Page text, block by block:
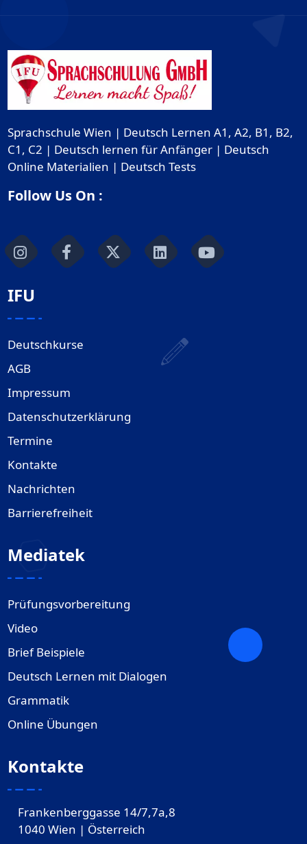
Sprachschule Wien | Deutsch Lernen A1, A2, B1, B2,
C1, C2 | Deutsch lernen für Anfänger | Deutsch
Online Materialien | Deutsch Tests
Follow Us On :
IFU
Deutschkurse
AGB
Impressum
Datenschutzerklärung
Termine
Kontakte
Nachrichten
Barrierefreiheit
Mediatek
Prüfungsvorbereitung
Video
Brief Beispiele
Deutsch Lernen mit Dialogen
Grammatik
Online Übungen
Kontakte
Frankenberggasse 14/7,7a,8
1040 Wien | Österreich